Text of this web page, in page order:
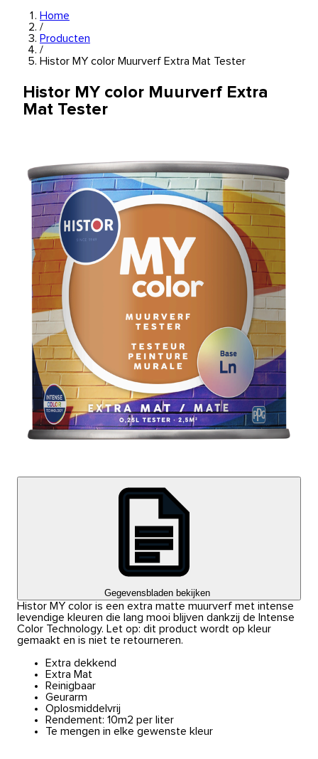
Home
/
Producten
/
Histor MY color Muurverf Extra Mat Tester
Histor MY color Muurverf Extra
Mat Tester
Gegevensbladen bekijken
Histor MY color is een extra matte muurverf met intense
levendige kleuren die lang mooi blijven dankzij de Intense
Color Technology. Let op: dit product wordt op kleur
gemaakt en is niet te retourneren.
Extra dekkend
Extra Mat
Reinigbaar
Geurarm
Oplosmiddelvrij
Rendement: 10m2 per liter
Te mengen in elke gewenste kleur